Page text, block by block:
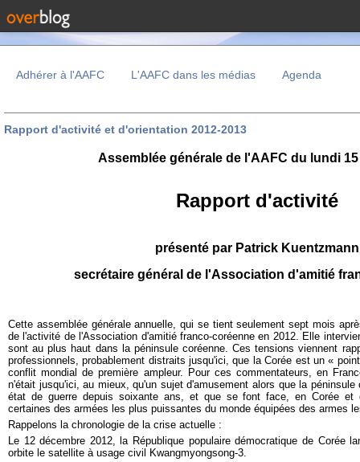
Adhérer à l'AAFC L'AAFC dans les médias Agenda
Rapport d'activité et d'orientation 2012-2013
Assemblée générale de l'AAFC du lundi
Rapport d'activité
présenté par Patrick Kuentzmann
secrétaire général de l'Association d'amitié
Cette assemblée générale annuelle, qui se tient seulement sept mois
de l'activité de l'Association d'amitié franco-coréenne en 2012. Elle
sont au plus haut dans la péninsule coréenne. Ces tensions viennent
professionnels, probablement distraits jusqu'ici, que la Corée est un «
conflit mondial de première ampleur. Pour ces commentateurs, en
n'était jusqu'ici, au mieux, qu'un sujet d'amusement alors que la
état de guerre depuis soixante ans, et que se font face, en Corée et
certaines des armées les plus puissantes du monde équipées des armes
Rappelons la chronologie de la crise actuelle :
Le 12 décembre 2012, la République populaire démocratique de Corée
orbite le satellite à usage civil Kwangmyongsong-3.